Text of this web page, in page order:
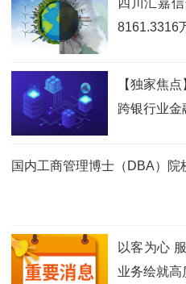
8161.3316
【独家焦
跨银行业金
国内工商管理博士（DBA）
以客为心
业务绘就高